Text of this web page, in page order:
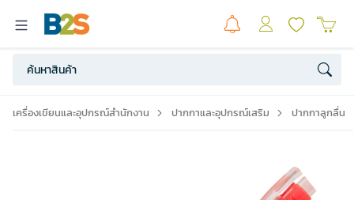
เครื่องเขียนและอุปกรณ์สำนักงาน ปากกาและอุปกรณ์เสริม ปากกาลูกลื่น